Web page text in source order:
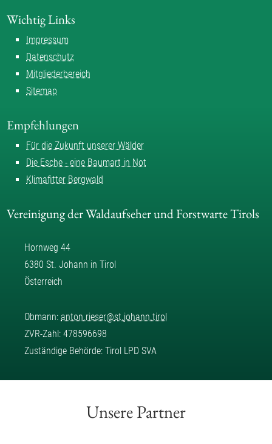
Wichtig Links
Impressum
Datenschutz
Mitgliederbereich
Sitemap
Empfehlungen
Für die Zukunft unserer Wälder
Die Esche - eine Baumart in Not
Klimafitter Bergwald
Vereinigung der Waldaufseher und Forstwarte Tirols
Hornweg 44
6380 St. Johann in Tirol
Österreich
Obmann: anton.rieser@st.johann.tirol
ZVR-Zahl: 478596698
Zuständige Behörde: Tirol LPD SVA
Unsere Partner